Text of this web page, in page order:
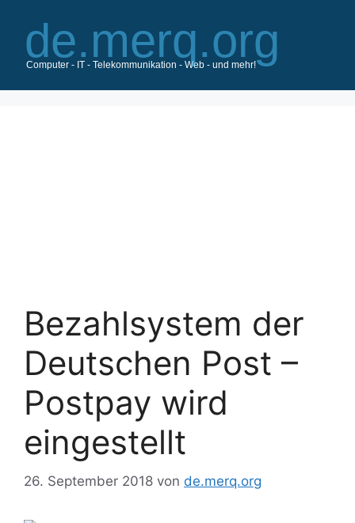
Inhalt
springen
Bezahlsystem der
Deutschen Post –
Postpay wird
eingestellt
26. September 2018 von de.merq.org